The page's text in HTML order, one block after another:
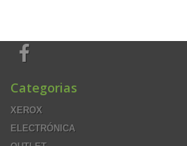
Categorias
XEROX
ELECTRÓNICA